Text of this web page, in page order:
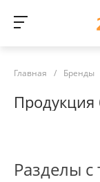
Главная / Бренды
Разделы